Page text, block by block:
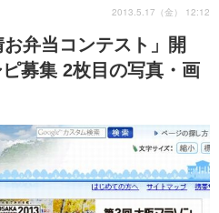
弁当コンテスト」開
募集 2枚目の写真・画
2013.5.17（金） 12:12